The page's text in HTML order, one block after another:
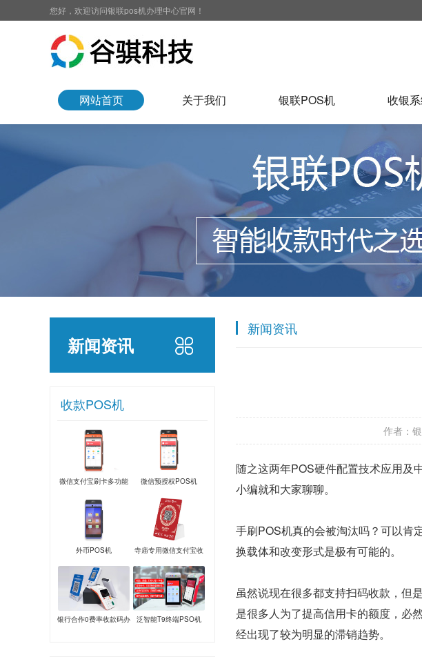
您好，欢迎访问银联pos机办理中心官网！
网站首页 关于我们 银联POS机 收银
新闻资讯
收款POS机
微信支付宝刷卡多功能
POS机
微信预授权POS机
外币POS机
寺庙专用微信支付宝收
款音箱
银行合作0费率收款码办
泛智能T9终端PSO机
新闻资讯
作者：
随之这两年POS硬件配置技术应用及
小编就和大家聊聊。
手刷POS机真的会被淘汰吗？可以肯
换载体和改变形式是极有可能的。
虽然说现在很多都支持扫码收款，但
是很多人为了提高信用卡的额度，必
经出现了较为明显的滞销趋势。